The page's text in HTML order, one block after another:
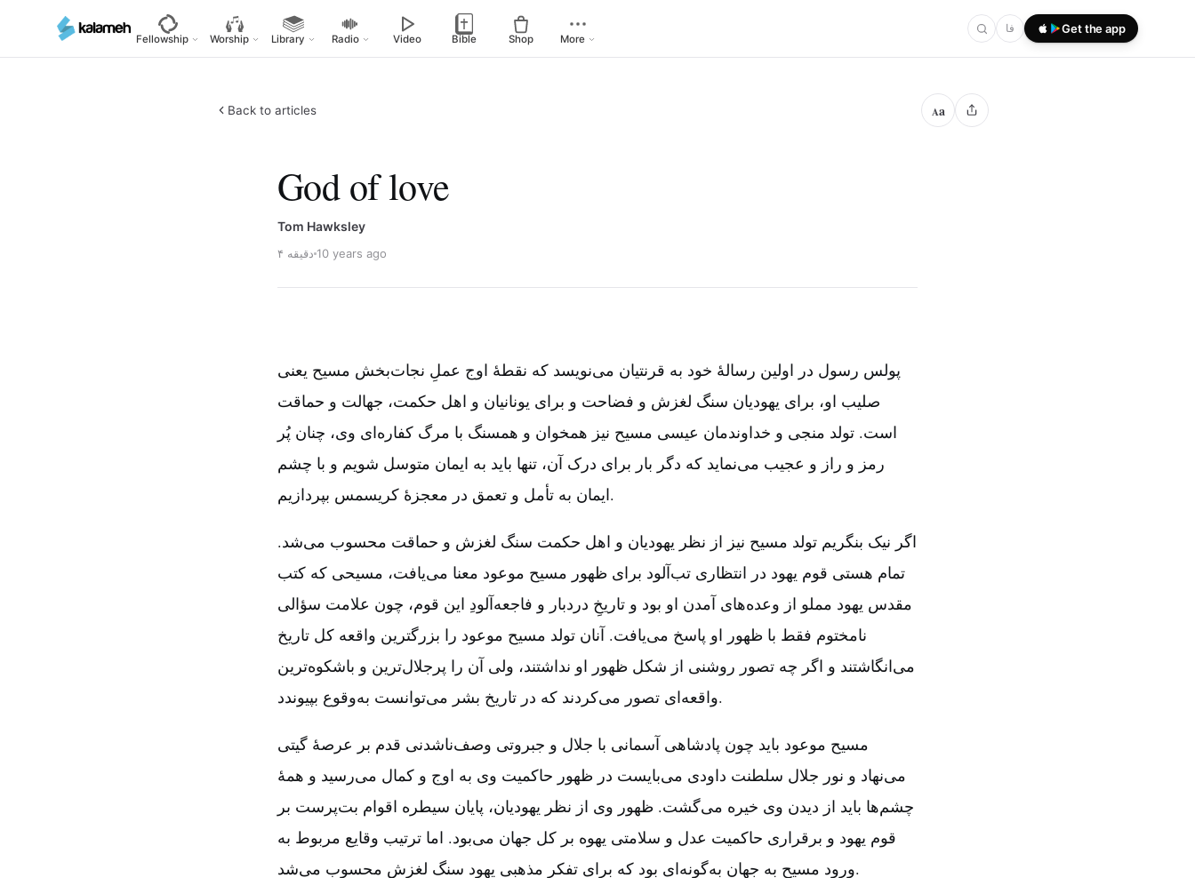
main
Fellowship Worship Library Radio Video Bible Shop More
فا Get the app
Back to articles Aa
God of love
Tom Hawksley
۴ دقیقه 10 years ago
پولس رسول در اولین رسالۀ خود به قرنتیان می‌نویسد که نقطۀ اوج عملِ نجات‌بخش مسیح یعنی
صلیب او، برای یهودیان سنگ لغزش و فضاحت و برای یونانیان و اهل حکمت‌، جهالت و حماقت
است‌. تولد منجی و خداوندمان عیسی مسیح نیز همخوان و همسنگ با مرگ کفاره‌ای وی‌، چنان پُر
رمز و راز و عجیب می‌نماید که دگر بار برای درک آن‌، تنها باید به ایمان متوسل شویم و با چشم
ایمان به تأمل و تعمق در معجزۀ کریسمس بپردازیم‌.
اگر نیک بنگریم تولد مسیح نیز از نظر یهودیان و اهل حکمت سنگ لغزش و حماقت محسوب می‌شد.
تمام هستی قوم یهود در انتظاری تب‌آلود برای ظهور مسیح موعود معنا می‌یافت‌، مسیحی که کتب
مقدس یهود مملو از وعده‌های آمدن او بود و تاریخِ دردبار و فاجعه‌آلودِ این قوم‌، چون علامت سؤالی
نامختوم فقط با ظهور او پاسخ می‌یافت‌. آنان تولد مسیح موعود را بزرگترین واقعه کل تاریخ
می‌انگاشتند و اگر چه تصور روشنی از شکل ظهور او نداشتند، ولی آن را پرجلال‌ترین و باشکوه‌ترین
واقعه‌ای تصور می‌کردند که در تاریخ بشر می‌توانست به‌وقوع بپیوندد.
مسیح موعود باید چون پادشاهی آسمانی با جلال و جبروتی وصف‌ناشدنی قدم بر عرصۀ گیتی
می‌نهاد و نور جلال سلطنت داودی می‌بایست در ظهور حاکمیت وی به اوج و کمال می‌رسید و همۀ
چشم‌ها باید از دیدن وی خیره می‌گشت‌. ظهور وی از نظر یهودیان‌، پایان سیطره اقوام بت‌پرست بر
قوم یهود و برقراری حاکمیت عدل و سلامتی یهوه بر کل جهان می‌بود. اما ترتیب وقایع مربوط به
ورود مسیح به جهان به‌گونه‌ای بود که برای تفکر مذهبی یهود سنگ لغزش محسوب می‌شد.